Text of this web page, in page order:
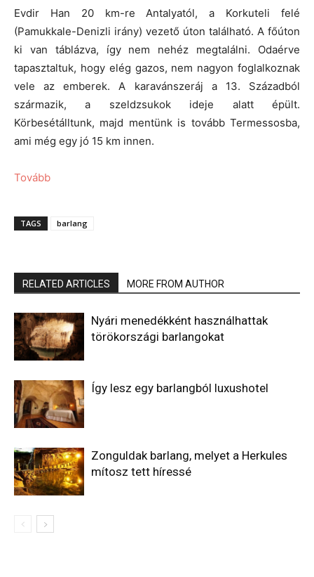
Evdir Han 20 km-re Antalyatól, a Korkuteli felé
(Pamukkale-Denizli irány) vezető úton található. A főúton
ki van táblázva, így nem nehéz megtalálni. Odaérve
tapasztaltuk, hogy elég gazos, nem nagyon foglalkoznak
vele az emberek. A karavánszeráj a 13. Századból
származik, a szeldzsukok ideje alatt épült.
Körbesétálltunk, majd mentünk is tovább Termessosba,
ami még egy jó 15 km innen.
Tovább
TAGS barlang
RELATED ARTICLES MORE FROM AUTHOR
Nyári menedékként használhattak
törökországi barlangokat
Így lesz egy barlangból luxushotel
Zonguldak barlang, melyet a Herkules
mítosz tett híressé